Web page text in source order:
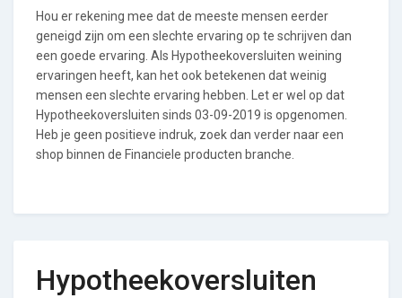
Hou er rekening mee dat de meeste mensen eerder
geneigd zijn om een slechte ervaring op te schrijven dan
een goede ervaring. Als Hypotheekoversluiten weining
ervaringen heeft, kan het ook betekenen dat weinig
mensen een slechte ervaring hebben. Let er wel op dat
Hypotheekoversluiten sinds 03-09-2019 is opgenomen.
Heb je geen positieve indruk, zoek dan verder naar een
shop binnen de Financiele producten branche.
Hypotheekoversluiten